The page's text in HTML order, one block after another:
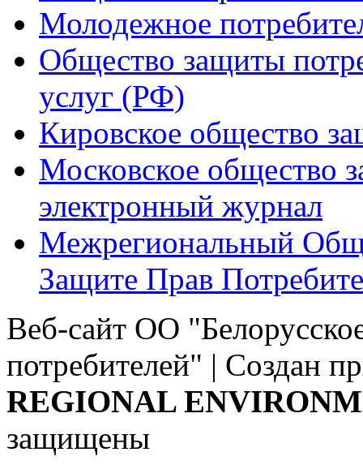
Молодежное
Общество защиты
услуг (РФ)
Кировское общество
Московское общество
электронный журнал
Межрегиональный
Защите Прав
Веб-сайт ОО
потребителей" | Создан
REGIONAL
защищены